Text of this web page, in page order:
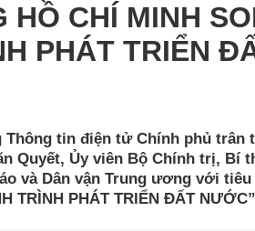
CHÍ MINH
PHÁT TRIỂN
Thông tin điện tử Chính phủ
Quyết, Ủy viên Bộ Chính trị, Bí
và Dân vận Trung ương với tiêu
TRÌNH PHÁT TRIỂN ĐẤT NƯỚC”